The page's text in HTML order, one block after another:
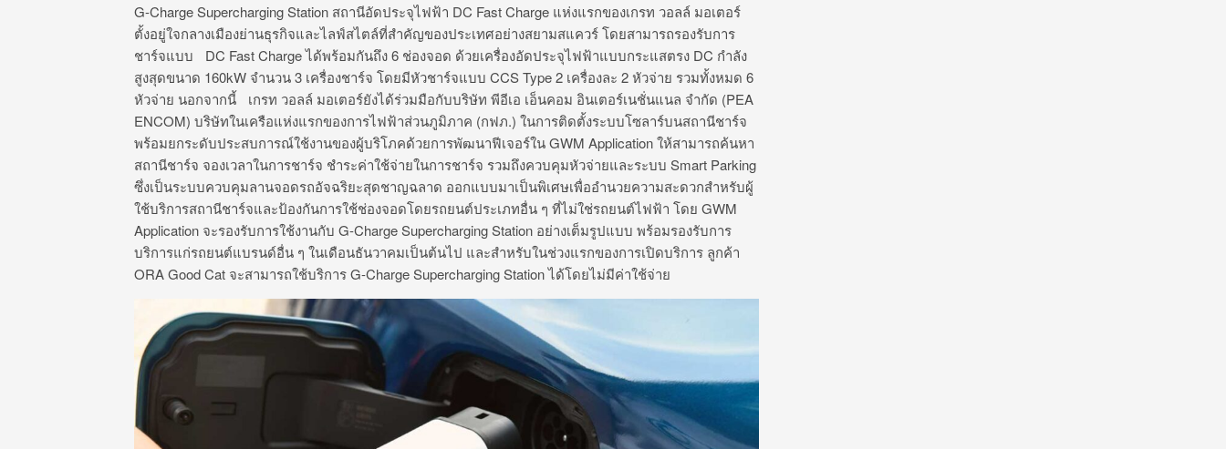
G-Charge Supercharging Station สถานีอัดประจุไฟฟ้า DC Fast Charge แห่งแรกของเกรท วอลล์ มอเตอร์
ตั้งอยู่ใจกลางเมืองย่านธุรกิจและไลฟ์สไตล์ที่สำคัญของประเทศอย่างสยามสแควร์ โดยสามารถรองรับการ
ชาร์จแบบ DC Fast Charge ได้พร้อมกันถึง 6 ช่องจอด ด้วยเครื่องอัดประจุไฟฟ้าแบบกระแสตรง DC กำลัง
สูงสุดขนาด 160kW จำนวน 3 เครื่องชาร์จ โดยมีหัวชาร์จแบบ CCS Type 2 เครื่องละ 2 หัวจ่าย รวมทั้งหมด 6
หัวจ่าย นอกจากนี้ เกรท วอลล์ มอเตอร์ยังได้ร่วมมือกับบริษัท พีอีเอ เอ็นคอม อินเตอร์เนชั่นแนล จำกัด (PEA
ENCOM) บริษัทในเครือแห่งแรกของการไฟฟ้าส่วนภูมิภาค (กฟภ.) ในการติดตั้งระบบโซลาร์บนสถานีชาร์จ
พร้อมยกระดับประสบการณ์ใช้งานของผู้บริโภคด้วยการพัฒนาฟีเจอร์ใน GWM Application ให้สามารถค้นหา
สถานีชาร์จ จองเวลาในการชาร์จ ชำระค่าใช้จ่ายในการชาร์จ รวมถึงควบคุมหัวจ่ายและระบบ Smart Parking
ซึ่งเป็นระบบควบคุมลานจอดรถอัจฉริยะสุดชาญฉลาด ออกแบบมาเป็นพิเศษเพื่ออำนวยความสะดวกสำหรับผู้
ใช้บริการสถานีชาร์จและป้องกันการใช้ช่องจอดโดยรถยนต์ประเภทอื่น ๆ ที่ไม่ใช่รถยนต์ไฟฟ้า โดย GWM
Application จะรองรับการใช้งานกับ G-Charge Supercharging Station อย่างเต็มรูปแบบ พร้อมรองรับการ
บริการแก่รถยนต์แบรนด์อื่น ๆ ในเดือนธันวาคมเป็นต้นไป และสำหรับในช่วงแรกของการเปิดบริการ ลูกค้า
ORA Good Cat จะสามารถใช้บริการ G-Charge Supercharging Station ได้โดยไม่มีค่าใช้จ่าย